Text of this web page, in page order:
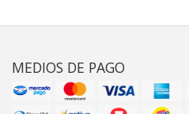
MEDIOS DE PAGO